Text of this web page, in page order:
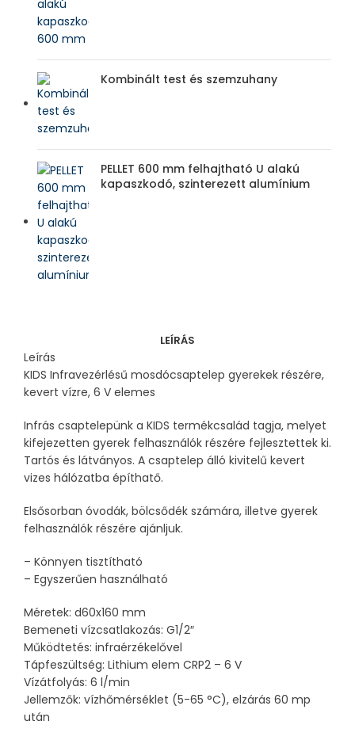
Kombinált test és szemzuhany
PELLET 600 mm felhajtható U alakú
kapaszkodó, szinterezett alumínium
LEÍRÁS
Leírás
KIDS Infravezérlésű mosdócsaptelep gyerekek részére,
kevert vízre, 6 V elemes
Infrás csaptelepünk a KIDS termékcsalád tagja, melyet
kifejezetten gyerek felhasználók részére fejlesztettek ki.
Tartós és látványos. A csaptelep álló kivitelű kevert
vizes hálózatba építhatő.
Elsősorban óvodák, bölcsődék számára, illetve gyerek
felhasználók részére ajánljuk.
– Könnyen tisztítható
– Egyszerűen használható
Méretek: d60x160 mm
Bemeneti vízcsatlakozás: G1/2″
Működtetés: infraérzékelővel
Tápfeszültség: Lithium elem CRP2 – 6 V
Vízátfolyás: 6 l/min
Jellemzők: vízhőmérséklet (5-65 °C), elzárás 60 mp
után